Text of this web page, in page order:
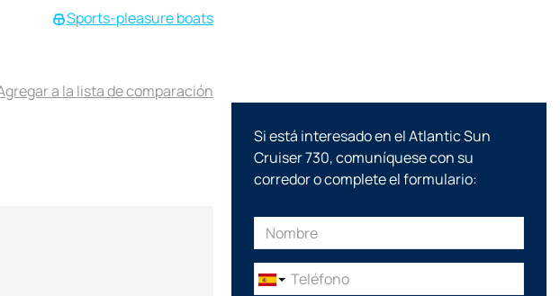
Sports-pleasure boats
a la lista de comparación
Si está interesado en el Atlantic Sun
Cruiser 730, comuníquese con su
corredor o complete el formulario: